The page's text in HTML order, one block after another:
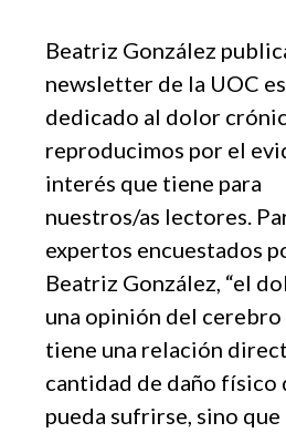
Beatriz González
newsletter de la UOC
dedicado al dolor
reproducimos por el
interés que tiene para
nuestros/as lectores.
expertos encuestados
Beatriz González, “el
una opinión del cerebro
tiene una relación
cantidad de daño físico
pueda sufrirse, sino